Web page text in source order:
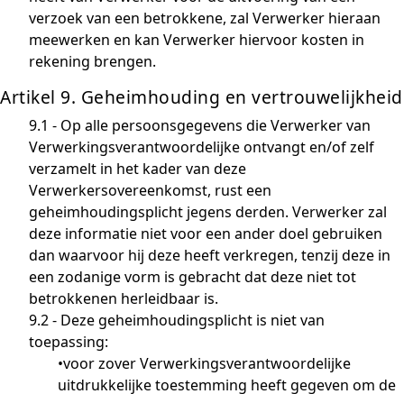
verzoek van een betrokkene, zal Verwerker hieraan
meewerken en kan Verwerker hiervoor kosten in
rekening brengen.
Artikel 9. Geheimhouding en vertrouwelijkheid
9.1 - Op alle persoonsgegevens die Verwerker van
Verwerkingsverantwoordelijke ontvangt en/of zelf
verzamelt in het kader van deze
Verwerkersovereenkomst, rust een
geheimhoudingsplicht jegens derden. Verwerker zal
deze informatie niet voor een ander doel gebruiken
dan waarvoor hij deze heeft verkregen, tenzij deze in
een zodanige vorm is gebracht dat deze niet tot
betrokkenen herleidbaar is.
9.2 - Deze geheimhoudingsplicht is niet van
toepassing:
•voor zover Verwerkingsverantwoordelijke
uitdrukkelijke toestemming heeft gegeven om de